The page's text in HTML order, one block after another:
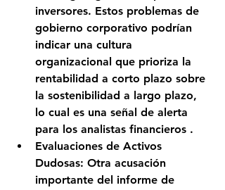
inversores. Estos problemas de
gobierno corporativo podrían
indicar una cultura
organizacional que prioriza la
rentabilidad a corto plazo sobre
la sostenibilidad a largo plazo,
lo cual es una señal de alerta
para los analistas financieros .
Evaluaciones de Activos
Dudosas: Otra acusación
importante del informe de